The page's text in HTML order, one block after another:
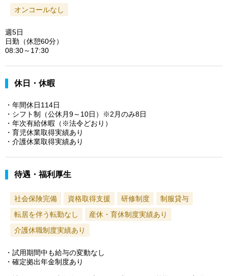
オンコールなし
週5日
日勤（休憩60分）
08:30～17:30
休日・休暇
・年間休日114日
・シフト制（公休月9～10日）※2月のみ8日
・年次有給休暇（※法令どおり）
・育児休業取得実績あり
・介護休業取得実績あり
待遇・福利厚生
社会保険完備 資格取得支援 研修制度
制服貸与
転居を伴う転勤なし
産休・育休制度実績あり
介護休職制度実績あり
・試用期間中も給与の変動なし
・確定拠出年金制度あり